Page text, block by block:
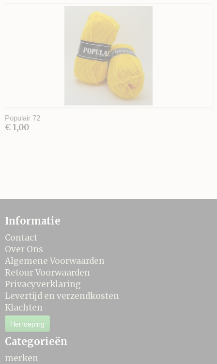
Populair 72
€ 1,00
Informatie
Contact
Over Ons
Algemene Voorwaarden
Retour Voorwaarden
Privacyverklaring
Levertijd en verzendkosten
Klachten
Herroeping
Categorieën
merken